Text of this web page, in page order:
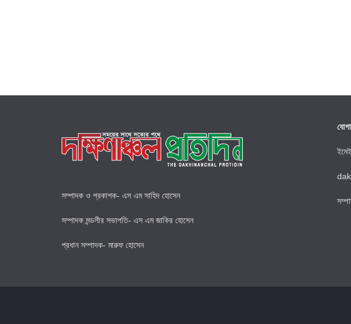
সম্পাদক ও প্রকাশক- এস এম সাহিদ হোসেন
সম্পাদক মন্ডলীর সভাপতি- এস এম জাকির হোসেন
প্রধান সম্পাদক- মারুফ হোসেন